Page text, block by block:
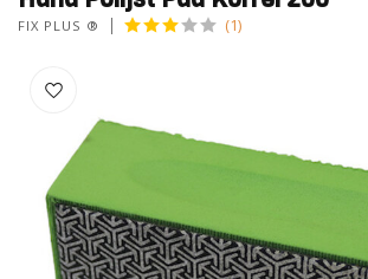
FIX PLUS ® (1)